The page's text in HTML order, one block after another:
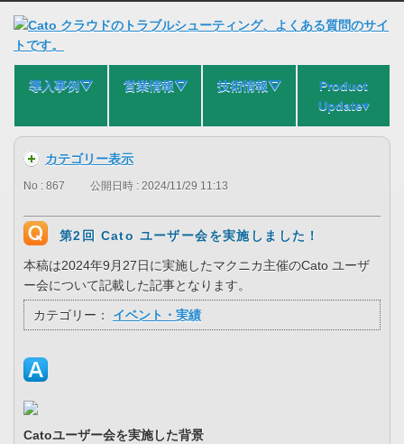
導入事例⛛ 営業情報⛛ 技術情報⛛
Product
Update▾
カテゴリー表示
No : 867 公開日時 : 2024/11/29 11:13
第2回 Cato ユーザー会を実施しました！
本稿は2024年9月27日に実施したマクニカ主催のCato ユーザ
ー会について記載した記事となります。
カテゴリー： イベント・実績
Catoユーザー会を実施した背景